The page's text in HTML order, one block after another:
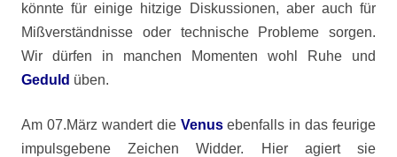
könnte für einige hitzige Diskussionen, aber auch für
Mißverständnisse oder technische Probleme sorgen.
Wir dürfen in manchen Momenten wohl Ruhe und
Geduld üben.
Am 07.März wandert die Venusebenfalls in das feurige
impulsgebene Zeichen Widder. Hier agiert sie